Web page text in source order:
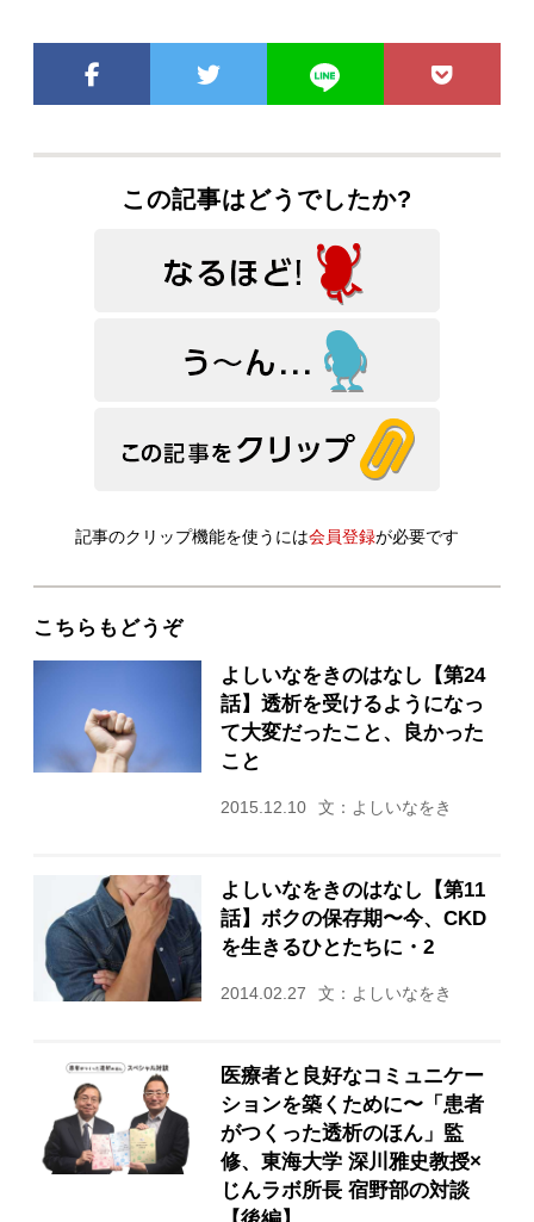
この記事はどうでしたか?
記事のクリップ機能を使うには会員登録が必要です
こちらもどうぞ
よしいなをきのはなし【第24
話】透析を受けるようになっ
て大変だったこと、良かった
こと
2015.12.10 文：よしいなをき
よしいなをきのはなし【第11
話】ボクの保存期〜今、CKD
を生きるひとたちに・2
2014.02.27 文：よしいなをき
医療者と良好なコミュニケー
ションを築くために〜「患者
がつくった透析のほん」監
修、東海大学 深川雅史教授×
じんラボ所長 宿野部の対談